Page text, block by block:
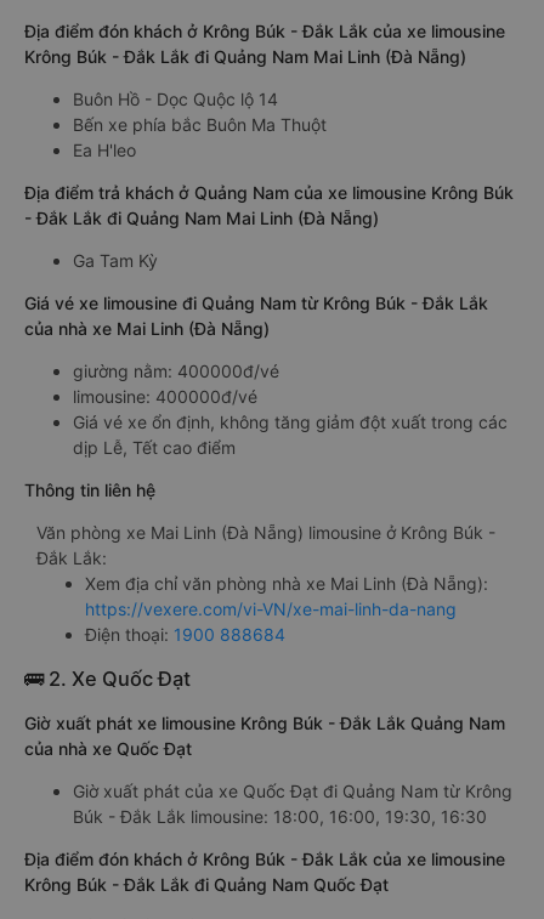
Địa điểm đón khách ở Krông Búk - Đắk Lắk của xe limousine
Krông Búk - Đắk Lắk đi Quảng Nam Mai Linh (Đà Nẵng)
Buôn Hồ - Dọc Quộc lộ 14
Bến xe phía bắc Buôn Ma Thuột
Ea H'leo
Địa điểm trả khách ở Quảng Nam của xe limousine Krông Búk
- Đắk Lắk đi Quảng Nam Mai Linh (Đà Nẵng)
Ga Tam Kỳ
Giá vé xe limousine đi Quảng Nam từ Krông Búk - Đắk Lắk
của nhà xe Mai Linh (Đà Nẵng)
giường nằm: 400000đ/vé
limousine: 400000đ/vé
Giá vé xe ổn định, không tăng giảm đột xuất trong các
dịp Lễ, Tết cao điểm
Thông tin liên hệ
Văn phòng xe Mai Linh (Đà Nẵng) limousine ở Krông Búk -
Đắk Lắk:
Xem địa chỉ văn phòng nhà xe Mai Linh (Đà Nẵng):
https://vexere.com/vi-VN/xe-mai-linh-da-nang
Điện thoại: 1900 888684
🚌 2. Xe Quốc Đạt
Giờ xuất phát xe limousine Krông Búk - Đắk Lắk Quảng Nam
của nhà xe Quốc Đạt
Giờ xuất phát của xe Quốc Đạt đi Quảng Nam từ Krông
Búk - Đắk Lắk limousine: 18:00, 16:00, 19:30, 16:30
Địa điểm đón khách ở Krông Búk - Đắk Lắk của xe limousine
Krông Búk - Đắk Lắk đi Quảng Nam Quốc Đạt